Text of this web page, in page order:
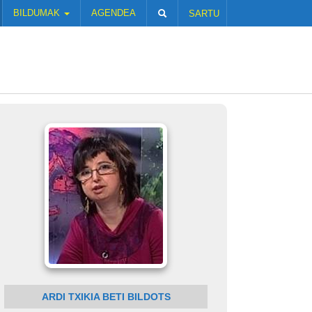
BILDUMAK AGENDEA SARTU
ARDI TXIKIA BETI BILDOTS